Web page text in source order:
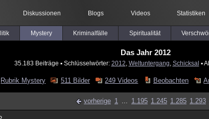
Diskussionen Blogs Videos Statistiken
Mystery Kriminalfälle Spiritualität
Das Jahr 2012
35.183 Beiträge ▪ Schlüsselwörter: 2012 Weltuntergang Schicksal ▪
Rubrik Mystery 511 Bilder 249 Videos Beobachten
vorherige 1 ... 1.195 1.245 1.285 1.293